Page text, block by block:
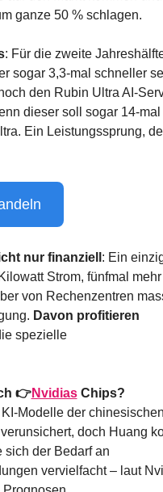
ganze 50 % schlagen.
: Für die zweite
sogar 3,3-mal schneller
den Rubin Ultra AI-
dieser soll sogar 14-mal
Ein Leistungssprung,
nur finanziell : Ein
Strom, fünfmal
von Rechenzentren
Davon profitieren
spezielle
👉Nvidias Chips?
Modelle der
doch Huang
sich der Bedarf an
vervielfacht – laut